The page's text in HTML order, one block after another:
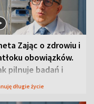
Zając o zdrowiu i
obowiązków.
pilnuje badań i
długie życie